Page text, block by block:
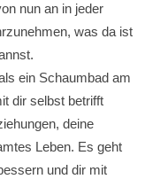
nun an in jeder
was da ist
ein Schaumbad am
dir selbst betrifft
deine
Leben. Es geht
und dir mit